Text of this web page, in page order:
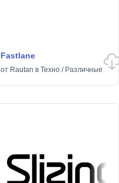
Fastlane
от Rautan в Техно / Различные